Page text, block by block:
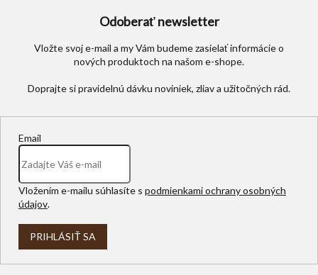
Odoberať newsletter
Vložte svoj e-mail a my Vám budeme zasielať informácie o
nových produktoch na našom e-shope.
Email
Vložením e-mailu súhlasíte s podmienkami ochrany osobných
údajov.
PRIHLÁSIŤ SA